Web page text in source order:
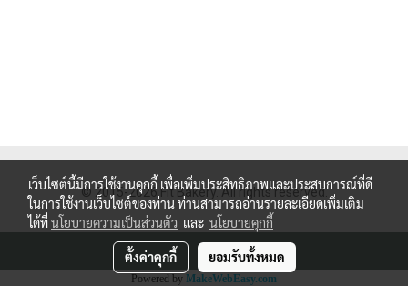
© 2015-2026 Fit Bakery. All rights reserved.
Powered by MakeWebEasy.com
เว็บไซต์นี้มีการใช้งานคุกกี้ เพื่อเพิ่มประสิทธิภาพและประสบการณ์ที่ดี
ในการใช้งานเว็บไซต์ของท่าน ท่านสามารถอ่านรายละเอียดเพิ่มเติม
ได้ที่นโยบายความเป็นส่วนตัว และ นโยบายคุกกี้
ตั้งค่าคุกกี้ ยอมรับทั้งหมด